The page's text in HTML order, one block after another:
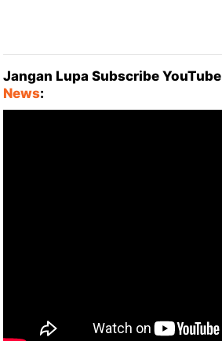
Jangan Lupa Subscribe YouTube
News: